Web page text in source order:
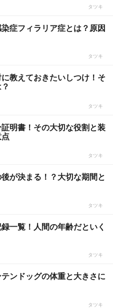
タツキ
症フィラリア症とは？原因
タツキ
教えておきたいしつけ！そ
タツキ
明書！その大切な役割と装
タツキ
が決まる！？大切な期間と
タツキ
一覧！人間の年齢だといく
タツキ
ンドッグの体重と大きさに
タツキ